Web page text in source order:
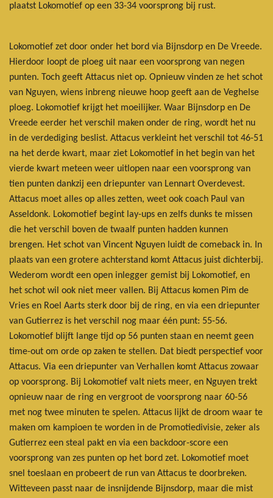
plaatst Lokomotief op een 33-34 voorsprong bij rust.
Lokomotief zet door onder het bord via Bijnsdorp en De Vreede.
Hierdoor loopt de ploeg uit naar een voorsprong van negen
punten. Toch geeft Attacus niet op. Opnieuw vinden ze het schot
van Nguyen, wiens inbreng nieuwe hoop geeft aan de Veghelse
ploeg. Lokomotief krijgt het moeilijker. Waar Bijnsdorp en De
Vreede eerder het verschil maken onder de ring, wordt het nu
in de verdediging beslist. Attacus verkleint het verschil tot 46-51
na het derde kwart, maar ziet Lokomotief in het begin van het
vierde kwart meteen weer uitlopen naar een voorsprong van
tien punten dankzij een driepunter van Lennart Overdevest.
Attacus moet alles op alles zetten, weet ook coach Paul van
Asseldonk. Lokomotief begint lay-ups en zelfs dunks te missen
die het verschil boven de twaalf punten hadden kunnen
brengen. Het schot van Vincent Nguyen luidt de comeback in. In
plaats van een grotere achterstand komt Attacus juist dichterbij.
Wederom wordt een open inlegger gemist bij Lokomotief, en
het schot wil ook niet meer vallen. Bij Attacus komen Pim de
Vries en Roel Aarts sterk door bij de ring, en via een driepunter
van Gutierrez is het verschil nog maar één punt: 55-56.
Lokomotief blijft lange tijd op 56 punten staan en neemt geen
time-out om orde op zaken te stellen. Dat biedt perspectief voor
Attacus. Via een driepunter van Verhallen komt Attacus zowaar
op voorsprong. Bij Lokomotief valt niets meer, en Nguyen trekt
opnieuw naar de ring en vergroot de voorsprong naar 60-56
met nog twee minuten te spelen. Attacus lijkt de droom waar te
maken om kampioen te worden in de Promotiedivisie, zeker als
Gutierrez een steal pakt en via een backdoor-score een
voorsprong van zes punten op het bord zet. Lokomotief moet
snel toeslaan en probeert de run van Attacus te doorbreken.
Witteveen passt naar de insnijdende Bijnsdorp, maar die mist